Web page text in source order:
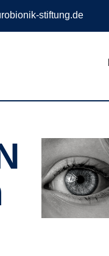
stiftung.de